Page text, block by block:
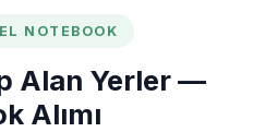
NOTEBOOK
Alan Yerler —
Alımı